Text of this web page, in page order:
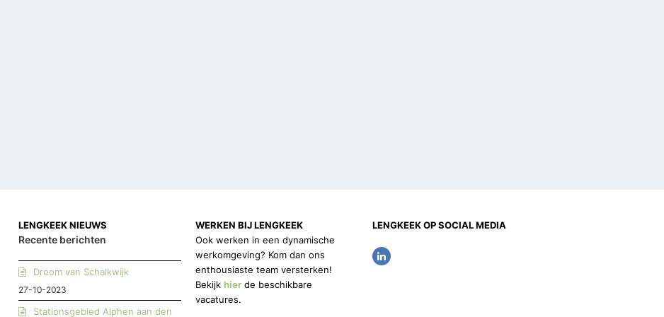
LENGKEEK NIEUWS
Recente berichten
Droom van Schalkwijk
27-10-2023
Stationsgebied Alphen aan den
WERKEN BIJ LENGKEEK
Ook werken in een dynamische
werkomgeving? Kom dan ons
enthousiaste team versterken!
Bekijk hier de beschikbare
vacatures.
LENGKEEK OP SOCIAL MEDIA
L